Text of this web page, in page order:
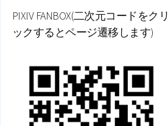
PIXIV FANBOX(二次元コードをクリ
ックするとページ遷移します)